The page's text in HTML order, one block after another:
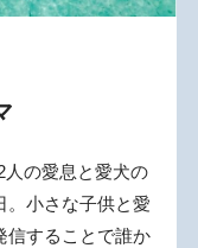
人の愛息と愛犬の
。小さな子供と愛
信することで誰か